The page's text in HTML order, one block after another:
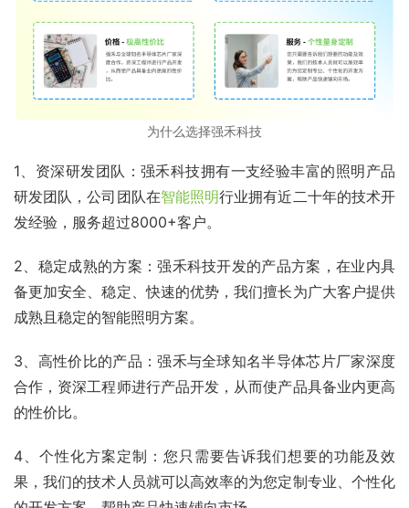
为什么选择强禾科技
1、资深研发团队：强禾科技拥有一支经验丰富的照明产品
研发团队，公司团队在智能照明行业拥有近二十年的技术开
发经验，服务超过8000+客户。
2、稳定成熟的方案：强禾科技开发的产品方案，在业内具
备更加安全、稳定、快速的优势，我们擅长为广大客户提供
成熟且稳定的智能照明方案。
3、高性价比的产品：强禾与全球知名半导体芯片厂家深度
合作，资深工程师进行产品开发，从而使产品具备业内更高
的性价比。
4、个性化方案定制：您只需要告诉我们想要的功能及效
果，我们的技术人员就可以高效率的为您定制专业、个性化